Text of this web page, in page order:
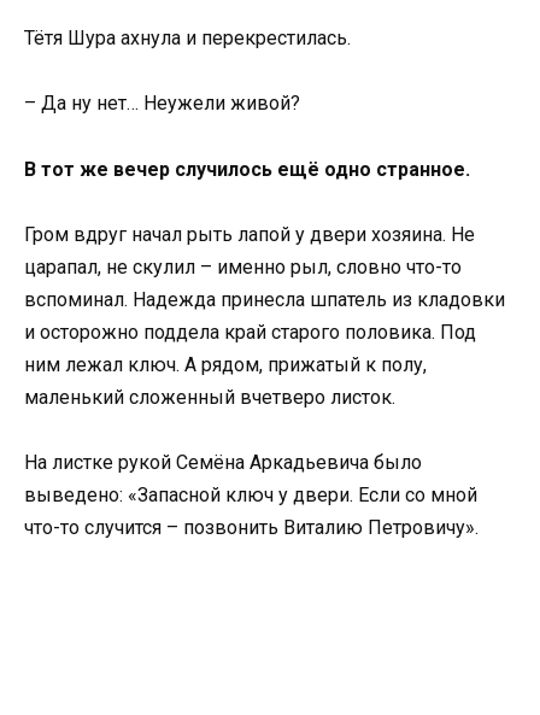
Тётя Шура ахнула и перекрестилась.
– Да ну нет… Неужели живой?
В тот же вечер случилось ещё одно странное.
Гром вдруг начал рыть лапой у двери хозяина. Не
царапал, не скулил – именно рыл, словно что-то
вспоминал. Надежда принесла шпатель из кладовки
и осторожно поддела край старого половика. Под
ним лежал ключ. А рядом, прижатый к полу,
маленький сложенный вчетверо листок.
На листке рукой Семёна Аркадьевича было
выведено: «Запасной ключ у двери. Если со мной
что-то случится – позвонить Виталию Петровичу».